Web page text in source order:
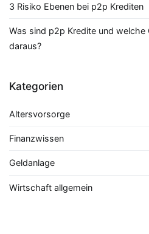
3 Risiko Ebenen bei p2p Krediten
Was sind p2p Kredite und welche
daraus?
Kategorien
Altersvorsorge
Finanzwissen
Geldanlage
Wirtschaft allgemein